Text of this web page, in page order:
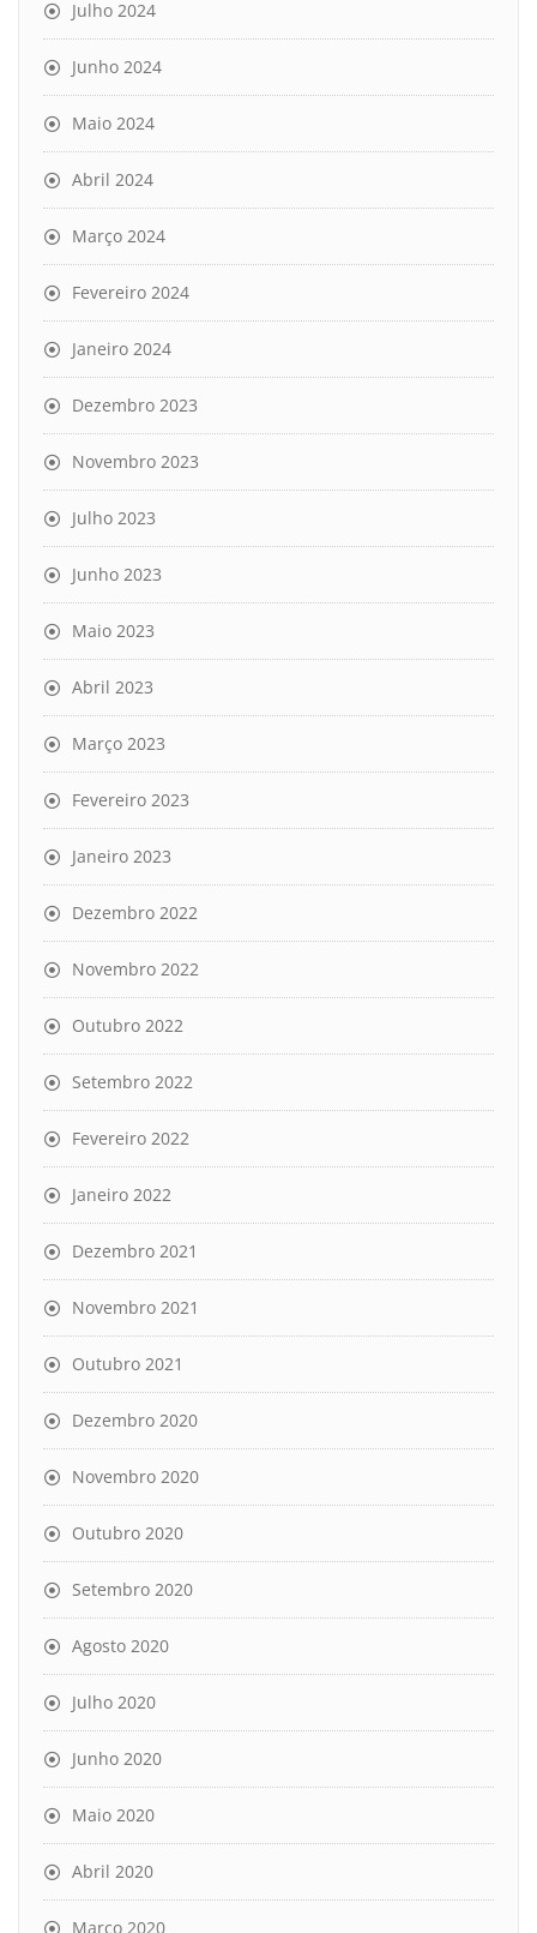
Julho 2024
Junho 2024
Maio 2024
Abril 2024
Março 2024
Fevereiro 2024
Janeiro 2024
Dezembro 2023
Novembro 2023
Julho 2023
Junho 2023
Maio 2023
Abril 2023
Março 2023
Fevereiro 2023
Janeiro 2023
Dezembro 2022
Novembro 2022
Outubro 2022
Setembro 2022
Fevereiro 2022
Janeiro 2022
Dezembro 2021
Novembro 2021
Outubro 2021
Dezembro 2020
Novembro 2020
Outubro 2020
Setembro 2020
Agosto 2020
Julho 2020
Junho 2020
Maio 2020
Abril 2020
Março 2020